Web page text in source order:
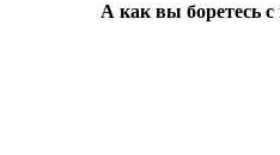
А как вы боретесь